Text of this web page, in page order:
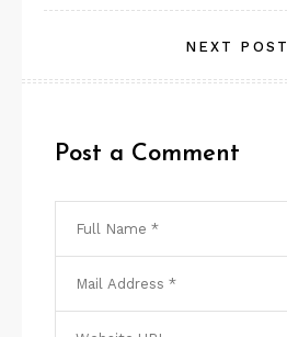
de
NEXT POST
Post a Comment